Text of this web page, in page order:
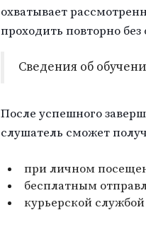
охватывает
проходить повторно
Сведения об
После успешного
слушатель сможет
при личном
бесплатным
курьерской